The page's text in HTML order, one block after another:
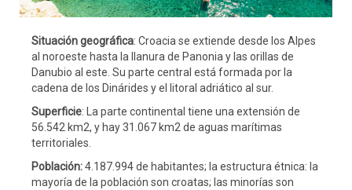
Situación geográfica: Croacia se extiende desde los Alpes
al noroeste hasta la llanura de Panonia y las orillas de
Danubio al este. Su parte central está formada por la
cadena de los Dinárides y el litoral adriático al sur.
Superficie: La parte continental tiene una extensión de
56.542 km2, y hay 31.067 km2 de aguas marítimas
territoriales.
Población:4.187.994 de habitantes; la estructura étnica: la
mayoría de la población son croatas; las minorías son